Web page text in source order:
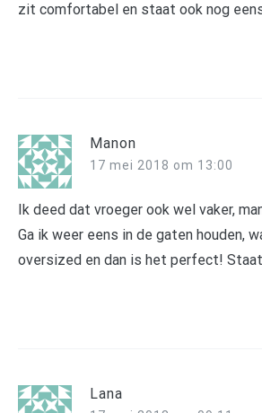
zit comfortabel en staat ook nog
Manon
17 mei 2018 om 13:00
Ik deed dat vroeger ook wel vaker,
Ga ik weer eens in de gaten houden,
oversized en dan is het perfect!
Lana